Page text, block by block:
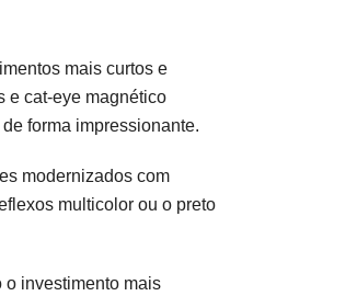
mais curtos e
e cat-eye magnético
forma impressionante.
modernizados com
multicolor ou o preto
o investimento mais